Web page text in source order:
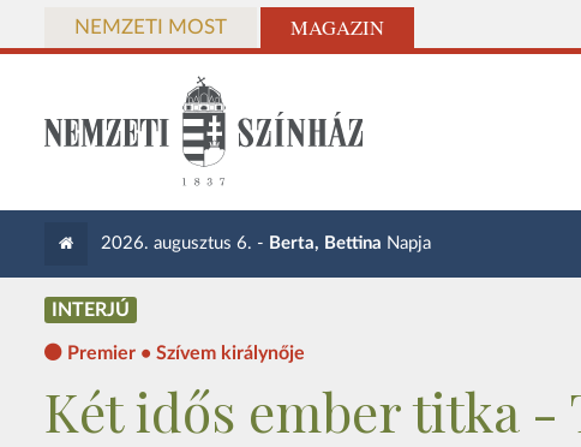
NEMZETI MOST MAGAZIN
2026. augusztus 6. - Berta, Bettina Napja
INTERJÚ
Premier • Szívem királynője
Két idős ember titka